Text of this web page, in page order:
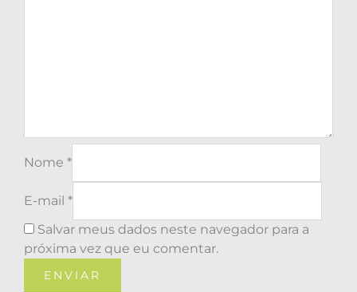
Nome *
E-mail *
Salvar meus dados neste navegador para a
próxima vez que eu comentar.